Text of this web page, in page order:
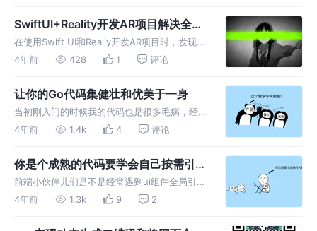
现。这里我把用到的几个功能拆解出来，而不用
SwiftUI+Reality开发AR项目解决全屏
问题
在使用Swift UI和Realiy开发AR项目时，发现摄
像头一直是居中的，无法全屏。经过各种资料发
4年前 428 1 评论
让你的Go代码集健壮和优美于一身
当初刚入门的时候我的代码也是很多毛病，经不
起这样的测试，后来渐渐地经验多了后，代码的
数的校验。
4年前 1.4k 4 评论
你是个成熟的代码要学会自己按需引入
了
前端小伙伴儿们是不是经常遇到ui组件全局引入
导致体积太大，按需引入导致不断手写会很麻
入，解放前端小伙伴儿们的生产力，早日实现下
4年前 1.3k 9 2